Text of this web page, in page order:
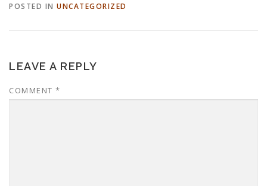
POSTED IN UNCATEGORIZED
LEAVE A REPLY
COMMENT *